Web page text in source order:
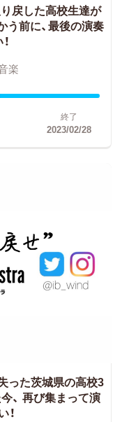
戻した高校生達が
う前に、最後の演奏
楽
終了
2023/02/28
った茨城県の高校3
、 再び集まって演
！